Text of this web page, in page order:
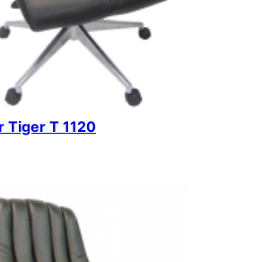
Tiger T 1120